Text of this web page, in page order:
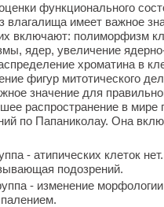
функционального
влагалища имеет важное
включают: полиморфизм
ядер, увеличение
хроматина в
фигур митотического
значение для
распространение в мире
по Папаниколау. Она
- атипических клеток
подозрений.
- изменение